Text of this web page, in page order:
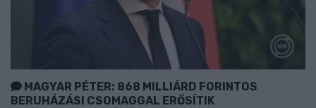
MAGYAR PÉTER: 868 MILLIÁRD FORINTOS
BERUHÁZÁSI CSOMAGGAL ERŐSÍTIK